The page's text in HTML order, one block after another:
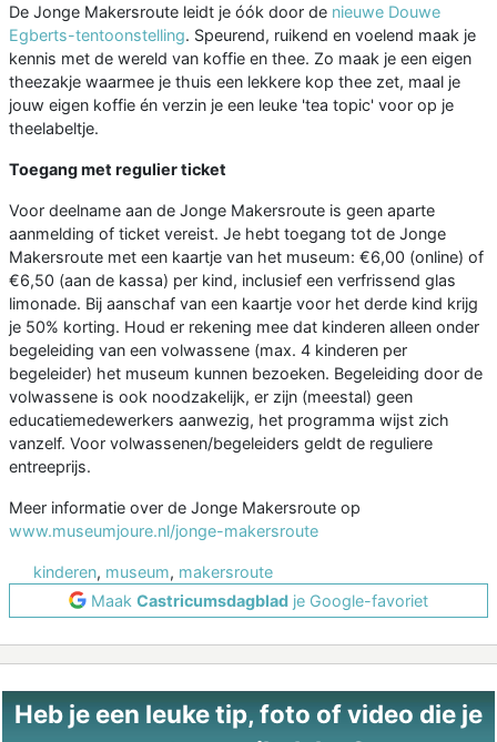
De Jonge Makersroute leidt je óók door de nieuwe Douwe
Egberts-tentoonstelling. Speurend, ruikend en voelend maak je
kennis met de wereld van koffie en thee. Zo maak je een eigen
theezakje waarmee je thuis een lekkere kop thee zet, maal je
jouw eigen koffie én verzin je een leuke 'tea topic' voor op je
theelabeltje.
Toegang met regulier ticket
Voor deelname aan de Jonge Makersroute is geen aparte
aanmelding of ticket vereist. Je hebt toegang tot de Jonge
Makersroute met een kaartje van het museum: €6,00 (online) of
€6,50 (aan de kassa) per kind, inclusief een verfrissend glas
limonade. Bij aanschaf van een kaartje voor het derde kind krijg
je 50% korting. Houd er rekening mee dat kinderen alleen onder
begeleiding van een volwassene (max. 4 kinderen per
begeleider) het museum kunnen bezoeken. Begeleiding door de
volwassene is ook noodzakelijk, er zijn (meestal) geen
educatiemedewerkers aanwezig, het programma wijst zich
vanzelf. Voor volwassenen/begeleiders geldt de reguliere
entreeprijs.
Meer informatie over de Jonge Makersroute op
www.museumjoure.nl/jonge-makersroute
kinderen, museum, makersroute
Maak Castricumsdagblad je Google-favoriet
Heb je een leuke tip, foto of video die je